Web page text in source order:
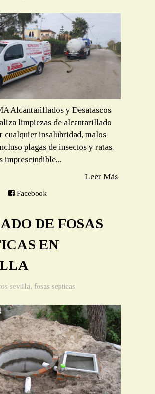
Alcantarillados y Desatascos
limpiezas de alcantarillado
cualquier insalubridad, malos
plagas de insectos y ratas.
imprescindible...
Leer Más
Facebook
DE FOSAS
EN
sevilla, fosas septicas